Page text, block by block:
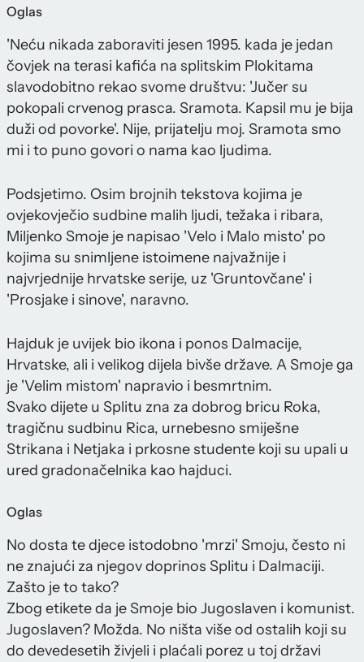
Oglas
'Neću nikada zaboraviti jesen 1995. kada je jedan
čovjek na terasi kafića na splitskim Plokitama
slavodobitno rekao svome društvu: 'Jučer su
pokopali crvenog prasca. Sramota. Kapsil mu je bija
duži od povorke'. Nije, prijatelju moj. Sramota smo
mi i to puno govori o nama kao ljudima.
Podsjetimo. Osim brojnih tekstova kojima je
ovjekovječio sudbine malih ljudi, težaka i ribara,
Miljenko Smoje je napisao 'Velo i Malo misto' po
kojima su snimljene istoimene najvažnije i
najvrjednije hrvatske serije, uz 'Gruntovčane' i
'Prosjake i sinove', naravno.
Hajduk je uvijek bio ikona i ponos Dalmacije,
Hrvatske, ali i velikog dijela bivše države. A Smoje ga
je 'Velim mistom' napravio i besmrtnim.
Svako dijete u Splitu zna za dobrog bricu Roka,
tragičnu sudbinu Rica, urnebesno smiješne
Strikana i Netjaka i prkosne studente koji su upali u
ured gradonačelnika kao hajduci.
Oglas
No dosta te djece istodobno 'mrzi' Smoju, često ni
ne znajući za njegov doprinos Splitu i Dalmaciji.
Zašto je to tako?
Zbog etikete da je Smoje bio Jugoslaven i komunist.
Jugoslaven? Možda. No ništa više od ostalih koji su
do devedesetih živjeli i plaćali porez u toj državi